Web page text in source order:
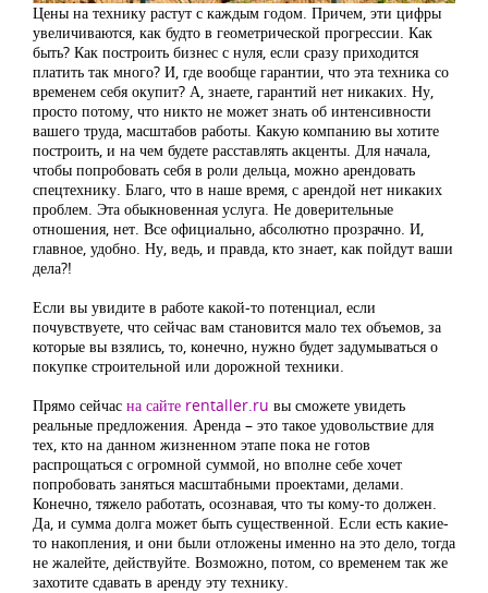
Цены на технику растут с каждым годом. Причем, эти цифры
увеличиваются, как будто в геометрической прогрессии. Как
быть? Как построить бизнес с нуля, если сразу приходится
платить так много? И, где вообще гарантии, что эта техника со
временем себя окупит? А, знаете, гарантий нет никаких. Ну,
просто потому, что никто не может знать об интенсивности
вашего труда, масштабов работы. Какую компанию вы хотите
построить, и на чем будете расставлять акценты. Для начала,
чтобы попробовать себя в роли дельца, можно арендовать
спецтехнику. Благо, что в наше время, с арендой нет никаких
проблем. Эта обыкновенная услуга. Не доверительные
отношения, нет. Все официально, абсолютно прозрачно. И,
главное, удобно. Ну, ведь, и правда, кто знает, как пойдут ваши
дела?!
Если вы увидите в работе какой-то потенциал, если
почувствуете, что сейчас вам становится мало тех объемов, за
которые вы взялись, то, конечно, нужно будет задумываться о
покупке строительной или дорожной техники.
Прямо сейчас на сайте rentaller.ru вы сможете увидеть
реальные предложения. Аренда – это такое удовольствие для
тех, кто на данном жизненном этапе пока не готов
распрощаться с огромной суммой, но вполне себе хочет
попробовать заняться масштабными проектами, делами.
Конечно, тяжело работать, осознавая, что ты кому-то должен.
Да, и сумма долга может быть существенной. Если есть какие-
то накопления, и они были отложены именно на это дело, тогда
не жалейте, действуйте. Возможно, потом, со временем так же
захотите сдавать в аренду эту технику.